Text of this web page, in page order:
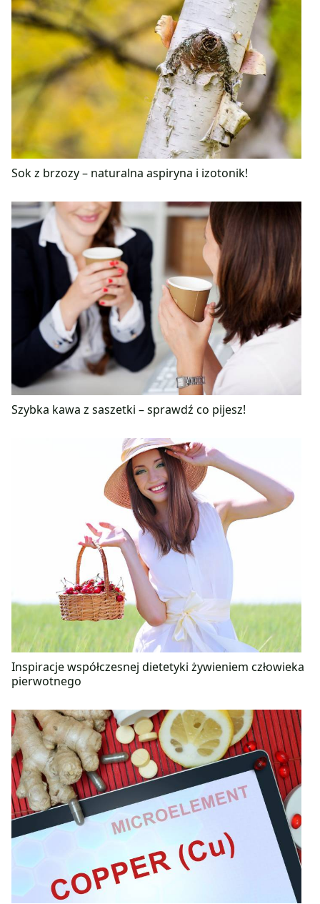
Sok z brzozy – naturalna aspiryna i izotonik!
Szybka kawa z saszetki – sprawdź co pijesz!
Inspiracje współczesnej dietetyki żywieniem człowieka
pierwotnego